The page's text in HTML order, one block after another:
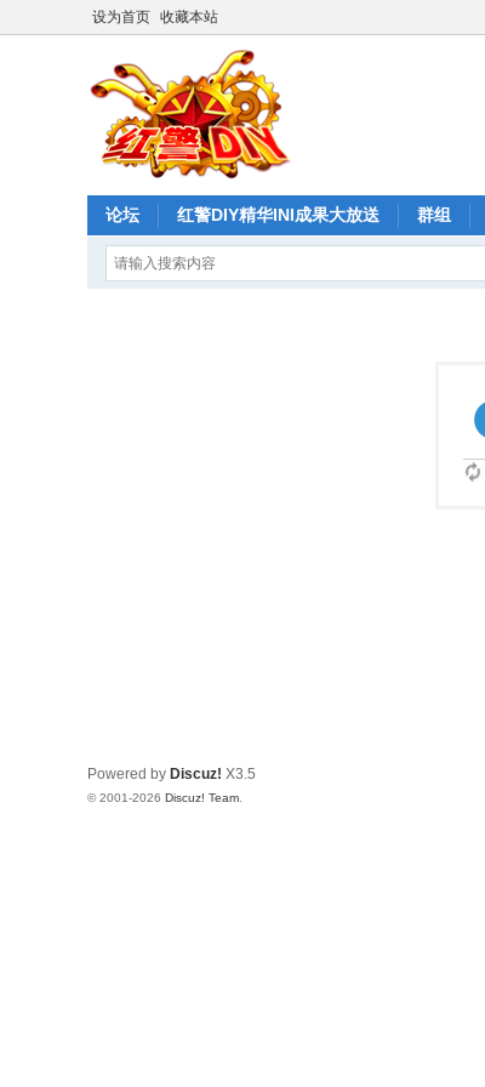
设为首页 收藏本站
论坛 红警DIY精华INI成果大放送 群组
Powered by Discuz! X3.5
© 2001-2026 Discuz! Team